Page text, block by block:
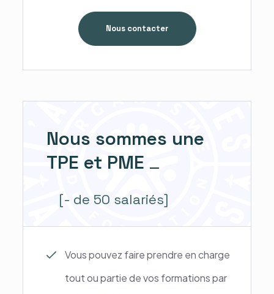
Nous contacter
Nous sommes une
TPE et PME
[- de 50 salariés]
Vous pouvez faire prendre en charge
tout ou partie de vos formations par